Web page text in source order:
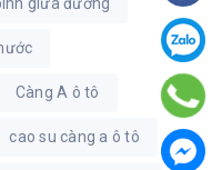
Càng A ô tô
cao su càng a ô tô